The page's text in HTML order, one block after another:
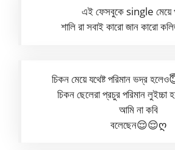
এই ফেসবুকে single মেয়ে
শালি রা সবাই কারো জান কারো
চিকন মেয়ে যথেষ্ট পরিমান ভদ্র
চিকন ছেলেরা প্রচুর পরিমান
আমি না কবি
বলেছেন😌😌ღ